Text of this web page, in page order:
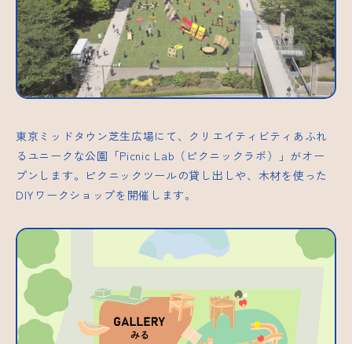
東京ミッドタウン芝生広場にて、クリエイティビティあふれ
るユニークな公園「Picnic Lab（ピクニックラボ）」がオー
プンします。ピクニックツールの貸し出しや、木材を使った
DIYワークショップを開催します。